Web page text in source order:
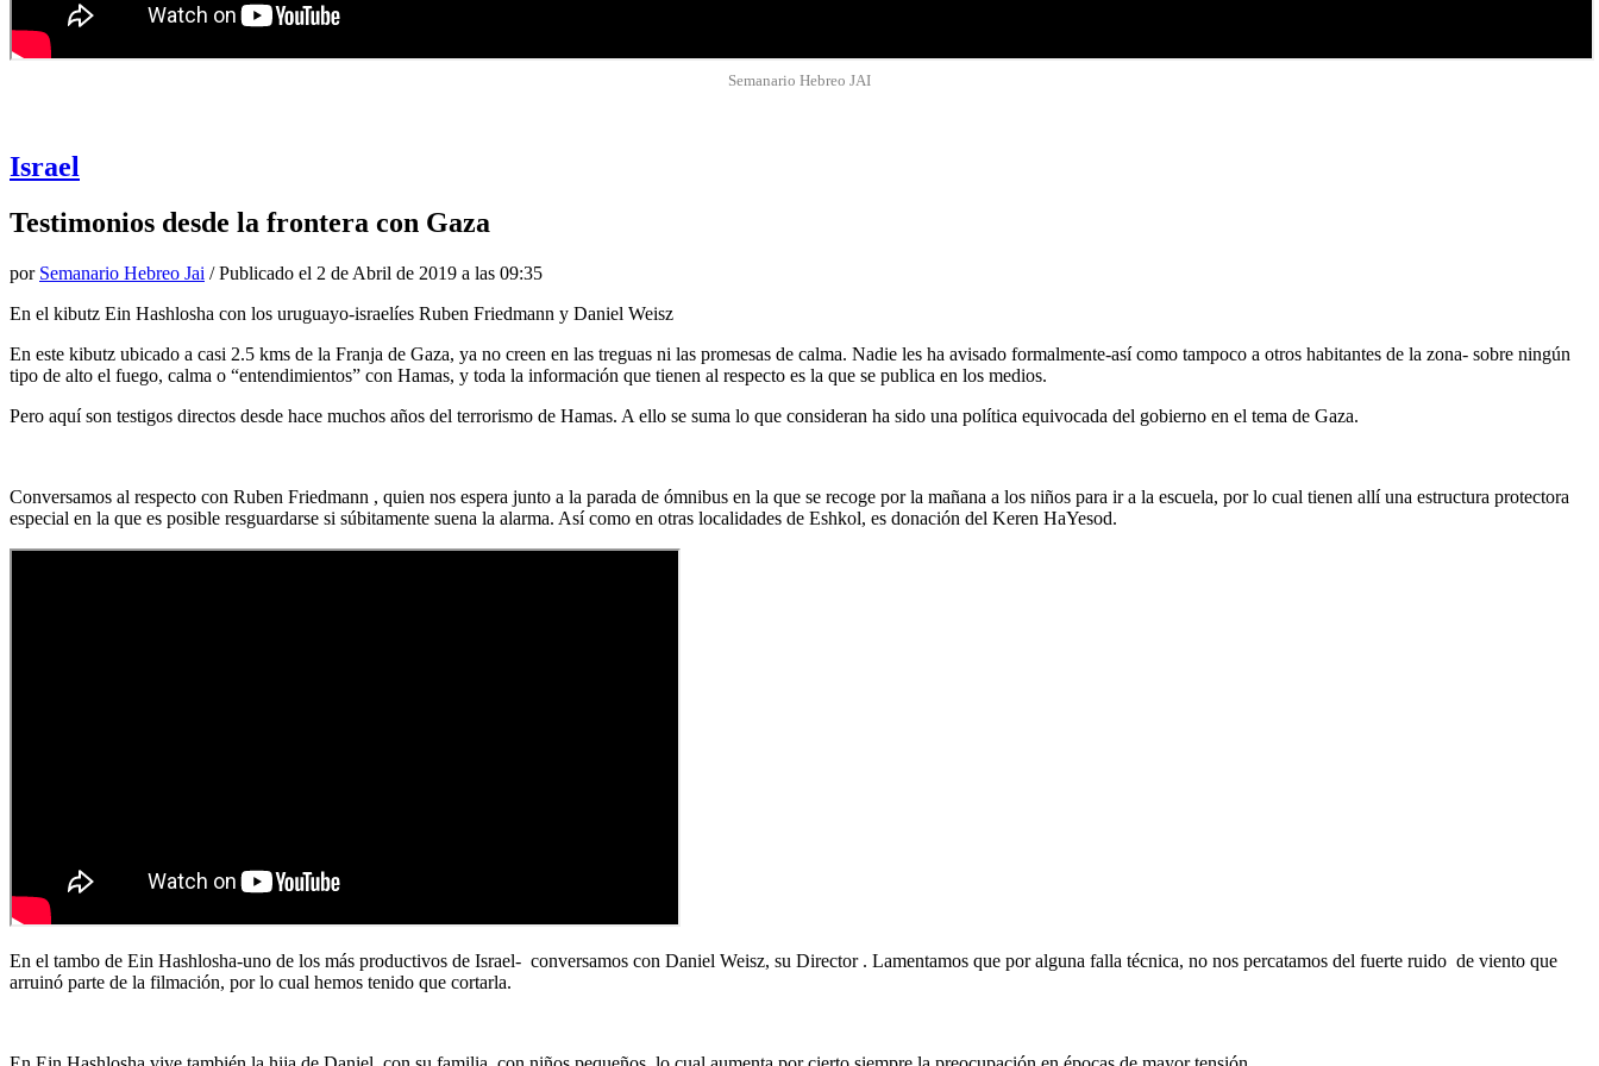
Semanario Hebreo JAI
Israel
Testimonios desde la frontera con Gaza
por Semanario Hebreo Jai / Publicado el 2 de Abril de 2019 a las 09:35
En el kibutz Ein Hashlosha con los uruguayo-israelíes Ruben Friedmann y Daniel Weisz
En este kibutz ubicado a casi 2.5 kms de la Franja de Gaza, ya no creen en las treguas ni las promesas de calma. Nadie les ha avisado formalmente-así como tampoco a otros habitantes de la zona- sobre ningún
tipo de alto el fuego, calma o “entendimientos” con Hamas, y toda la información que tienen al respecto es la que se publica en los medios.
Pero aquí son testigos directos desde hace muchos años del terrorismo de Hamas. A ello se suma lo que consideran ha sido una política equivocada del gobierno en el tema de Gaza.
Conversamos al respecto con Ruben Friedmann , quien nos espera junto a la parada de ómnibus en la que se recoge por la mañana a los niños para ir a la escuela, por lo cual tienen allí una estructura protectora
especial en la que es posible resguardarse si súbitamente suena la alarma. Así como en otras localidades de Eshkol, es donación del Keren HaYesod.
En el tambo de Ein Hashlosha-uno de los más productivos de Israel- conversamos con Daniel Weisz, su Director . Lamentamos que por alguna falla técnica, no nos percatamos del fuerte ruido de viento que
arruinó parte de la filmación, por lo cual hemos tenido que cortarla.